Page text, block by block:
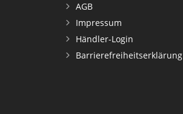
AGB
Impressum
Händler-Login
Barrierefreiheitserklärung